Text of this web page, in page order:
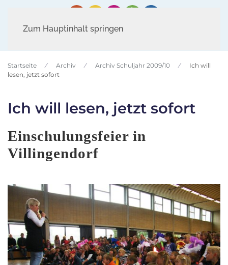
Zum Hauptinhalt springen
Startseite Archiv Archiv Schuljahr 2009/10
Ich will
lesen, jetzt sofort
Ich will lesen, jetzt sofort
Einschulungsfeier in
Villingendorf